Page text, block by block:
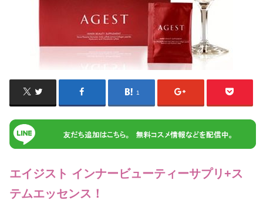
1
エイジスト インナービューティーサプリ+ス
テムエッセンス！